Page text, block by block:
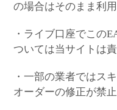
の場合はそのまま利
・ライブ口座でこの
ついては当サイトは
・一部の業者ではス
オーダーの修正が禁